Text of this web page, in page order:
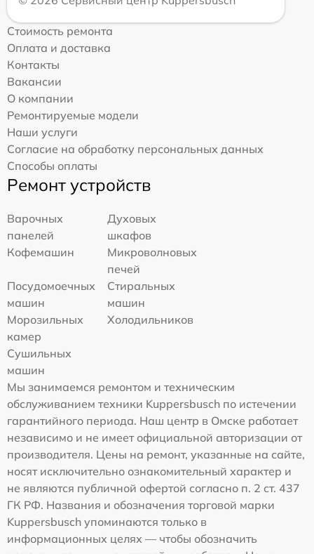
Стоимость ремонта
Оплата и доставка
Контакты
Вакансии
О компании
Ремонтируемые модели
Наши услуги
Согласие на обработку персональных данных
Способы оплаты
Ремонт устройств
Варочных
панелей
Духовых
шкафов
Кофемашин
Микроволновых
печей
Посудомоечных
машин
Стиральных
машин
Морозильных
камер
Холодильников
Сушильных
машин
Мы занимаемся ремонтом и техническим
обслуживанием техники Kuppersbusch по истечении
гарантийного периода. Наш центр в Омске работает
независимо и не имеет официальной авторизации от
производителя. Цены на ремонт, указанные на сайте,
носят исключительно ознакомительный характер и
не являются публичной офертой согласно п. 2 ст. 437
ГК РФ. Названия и обозначения торговой марки
Kuppersbusch упоминаются только в
информационных целях — чтобы обозначить